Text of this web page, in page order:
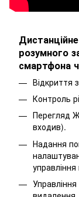
розумного
смартфона
Відкриття
Контроль
Перегляд
входив).
Надання